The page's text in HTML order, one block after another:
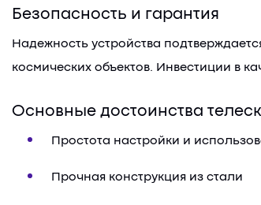
Безопасность и гарантия
Надежность устройства
космических объектов. Инвестиции в
Основные достоинства
Простота настройки и
Прочная конструкция из стали